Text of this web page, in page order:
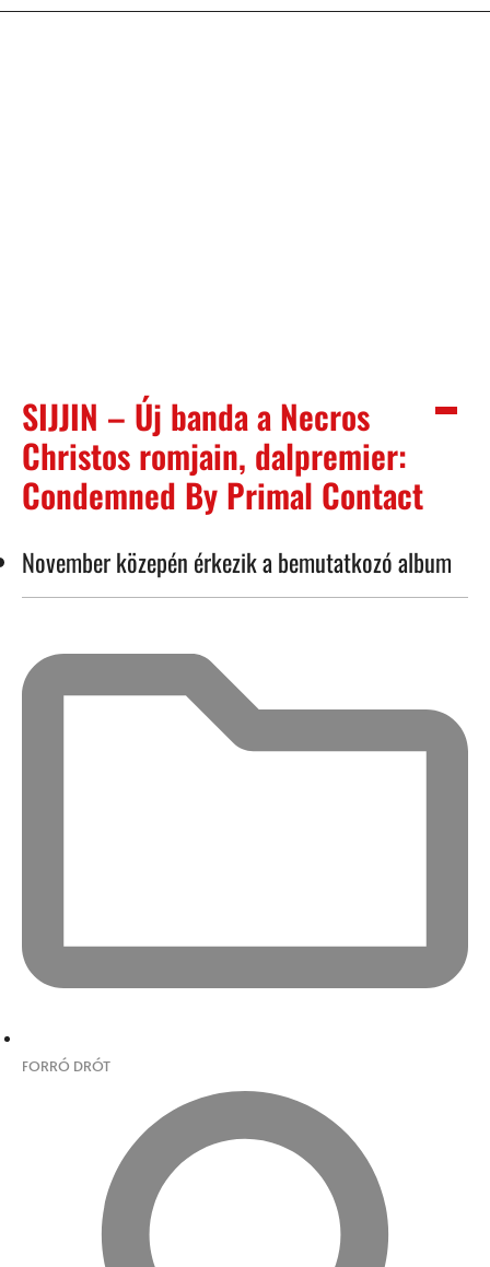
SIJJIN – Új banda a Necros
Christos romjain, dalpremier:
Condemned By Primal Contact
November közepén érkezik a bemutatkozó album
FORRÓ DRÓT